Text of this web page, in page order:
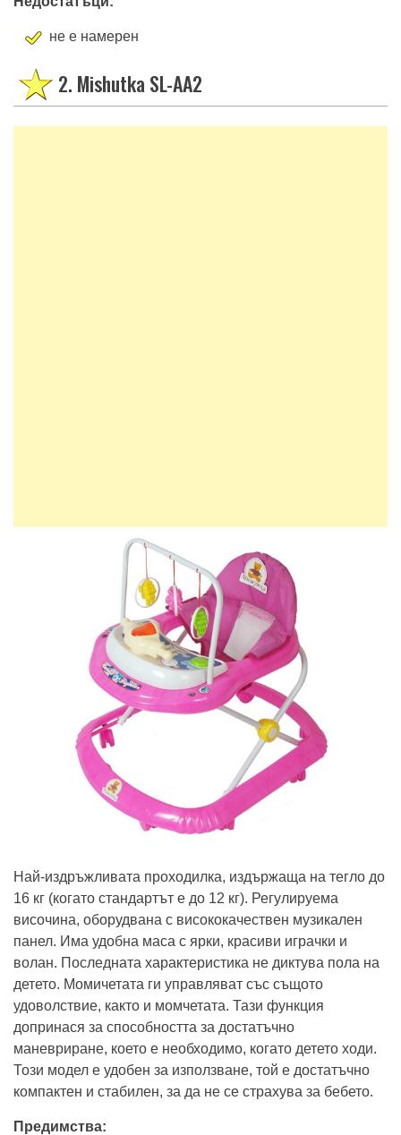
не е намерен
2. Mishutka SL-AA2
Най-издръжливата проходилка, издържаща на тегло до
16 кг (когато стандартът е до 12 кг). Регулируема
височина, оборудвана с висококачествен музикален
панел. Има удобна маса с ярки, красиви играчки и
волан. Последната характеристика не диктува пола на
детето. Момичетата ги управляват със същото
удоволствие, както и момчетата. Тази функция
допринася за способността за достатъчно
маневриране, което е необходимо, когато детето ходи.
Този модел е удобен за използване, той е достатъчно
компактен и стабилен, за да не се страхува за бебето.
Предимства: